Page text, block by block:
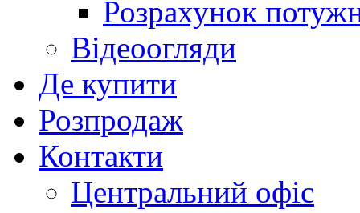
Розрахунок
Відеоогляди
Де купити
Розпродаж
Контакти
Центральний офіс